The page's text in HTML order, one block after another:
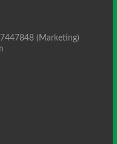
(Marketing)